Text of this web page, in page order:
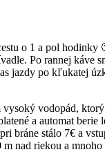
o 1 a pol
Po rannej káve
po kľukatej
vysoký vodopád,
a automat
stálo 7€ a
riekou a